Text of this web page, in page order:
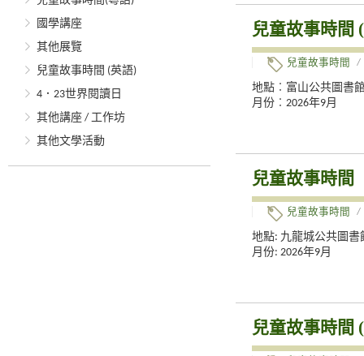
國學講座
其他展覽
兒童故事時間 (英語)
4．23世界閱讀日
其他講座 / 工作坊
其他文學活動
兒童故事時間
兒童故事時間 /
地點︰富山公共圖書
月份︰2026年9月
兒童故事時間
兒童故事時間 /
地點: 九龍城公共圖書
月份: 2026年9月
兒童故事時間